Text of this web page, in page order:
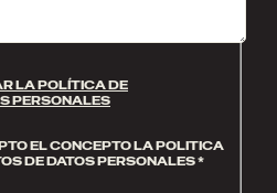
LA POLÍTICA DE
PERSONALES
EL CONCEPTO LA POLITICA
DE DATOS PERSONALES*